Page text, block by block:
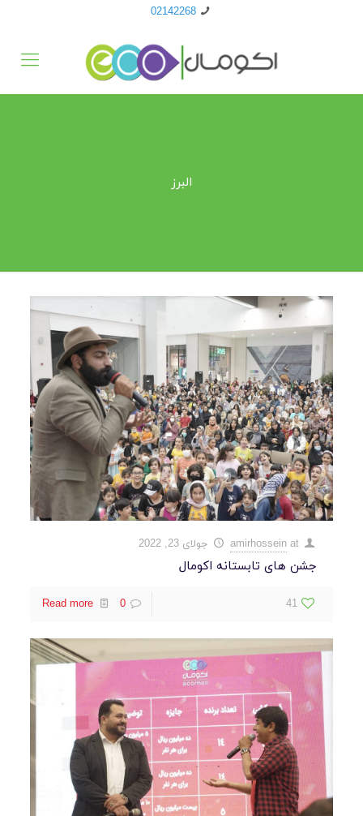
02142268
البرز
amirhossein at جولای 23, 2022
جشن های تابستانه اکومال
41
0
Read more